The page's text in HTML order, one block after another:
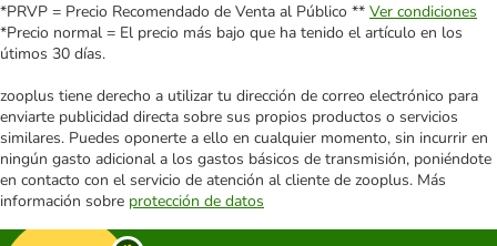
*PRVP = Precio Recomendado de Venta al Público ** Ver condiciones
*Precio normal = El precio más bajo que ha tenido el artículo en los
útimos 30 días.
zooplus tiene derecho a utilizar tu dirección de correo electrónico para
enviarte publicidad directa sobre sus propios productos o servicios
similares. Puedes oponerte a ello en cualquier momento, sin incurrir en
ningún gasto adicional a los gastos básicos de transmisión, poniéndote
en contacto con el servicio de atención al cliente de zooplus. Más
información sobre protección de datos